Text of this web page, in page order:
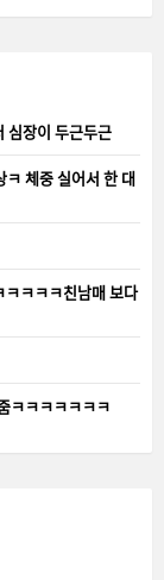
두근두근
체중 실어서 한 대
ㅋㅋㅋㅋ친남매 보다
ㅋㅋㅋㅋㅋㅋㅋ